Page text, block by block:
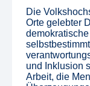
Die
Orte gelebter
und Inklusion
Arbeit, die